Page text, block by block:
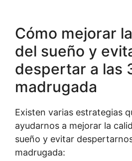
Cómo mejorar
del sueño y
despertar a las
madrugada
Existen varias estrategias
ayudarnos a mejorar la
sueño y evitar
madrugada: